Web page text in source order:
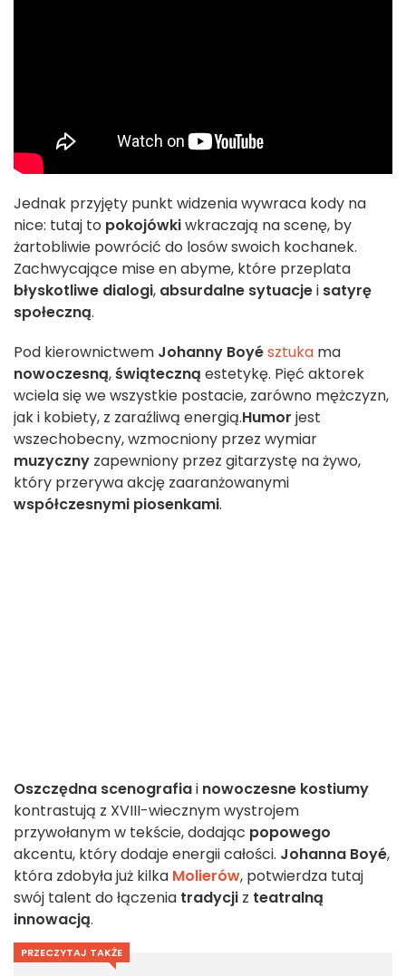
Jednak przyjęty punkt widzenia wywraca kody na
nice: tutaj to pokojówkiwkraczają na scenę, by
żartobliwie powrócić do losów swoich kochanek.
Zachwycające mise en abyme, które przeplata
błyskotliwe dialogi, absurdalne sytuacjei satyrę
społeczną.
Pod kierownictwem Johanny Boyésztuka ma
nowoczesną,świąteczną estetykę. Pięć aktorek
wciela się we wszystkie postacie, zarówno mężczyzn,
jak i kobiety, z zaraźliwą energią.Humor jest
wszechobecny, wzmocniony przez wymiar
muzyczny zapewniony przez gitarzystę na żywo,
który przerywa akcję zaaranżowanymi
współczesnymi piosenkami.
Oszczędna scenografiai nowoczesne kostiumy
kontrastują z XVIII-wiecznym wystrojem
przywołanym w tekście, dodając popowego
akcentu, który dodaje energii całości. Johanna Boyé,
która zdobyła już kilka Molierów, potwierdza tutaj
swój talent do łączenia tradycji z teatralną
innowacją.
PRZECZYTAJ TAKŻE